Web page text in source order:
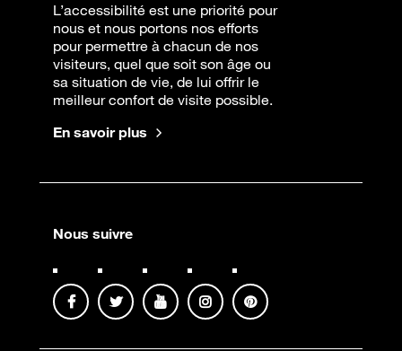
L’accessibilité est une priorité pour
nous et nous portons nos efforts
pour permettre à chacun de nos
visiteurs, quel que soit son âge ou
sa situation de vie, de lui offrir le
meilleur confort de visite possible.
En savoir plus
Nous suivre